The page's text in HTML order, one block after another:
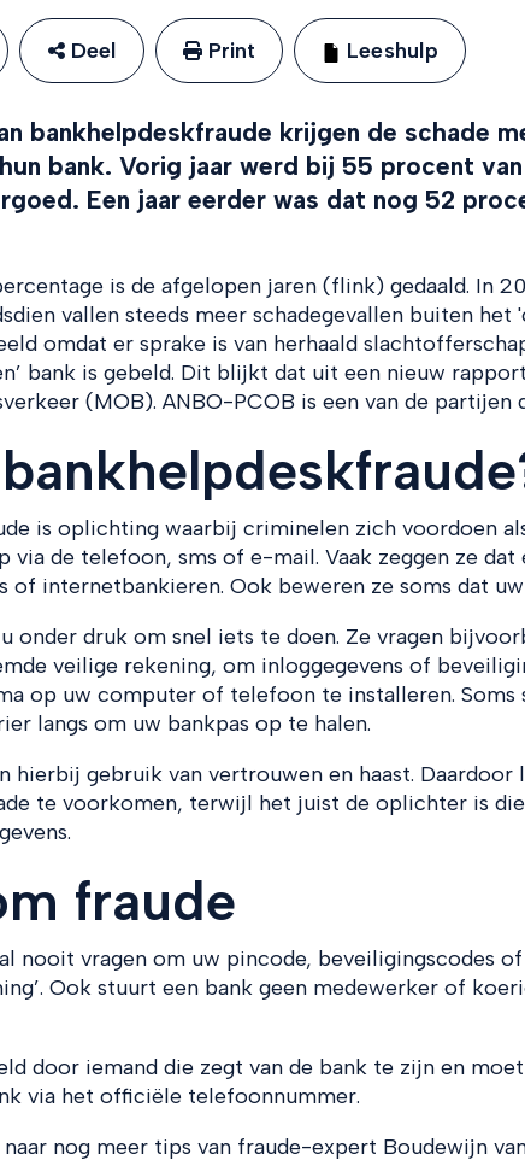
Deel Print Leeshulp
bankhelpdeskfraude krijgen de schade
bank. Vorig jaar werd bij 55 procent
Een jaar eerder was dat nog 52
is de afgelopen jaren (flink) gedaald. In
vallen steeds meer schadegevallen buiten het
omdat er sprake is van herhaald
bank is gebeld. Dit blijkt dat uit een nieuw
(MOB). ANBO-PCOB is een van de
is oplichting waarbij criminelen zich voordoen
via de telefoon, sms of e-mail. Vaak zeggen ze
of internetbankieren. Ook beweren ze soms dat
onder druk om snel iets te doen. Ze vragen
veilige rekening, om inloggegevens of
op uw computer of telefoon te installeren. Soms
langs om uw bankpas op te halen.
hierbij gebruik van vertrouwen en haast.
te voorkomen, terwijl het juist de oplichter is
fraude
nooit vragen om uw pincode, beveiligingscodes
Ook stuurt een bank geen medewerker of
door iemand die zegt van de bank te zijn en
via het officiële telefoonnummer.
nog meer tips van fraude-expert Boudewijn